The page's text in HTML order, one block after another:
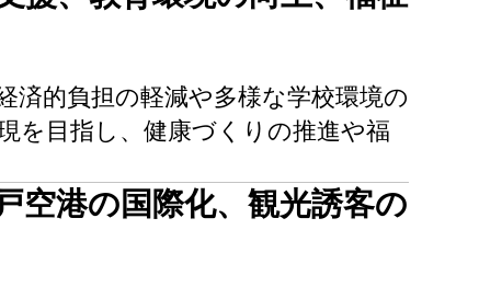
的負担の軽減や多様な学校環境の
を目指し、健康づくりの推進や福
空港の国際化、観光誘客の